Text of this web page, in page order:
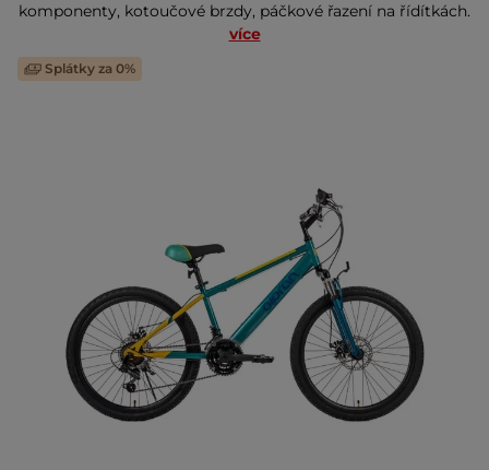
komponenty, kotoučové brzdy, páčkové řazení na řídítkách.
více
Splátky za 0%